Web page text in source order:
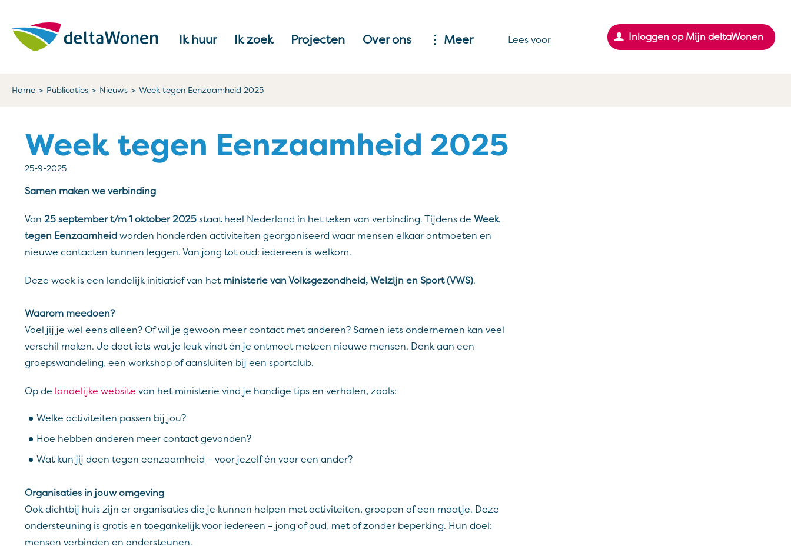
Naar hoofdinhoud
Naar hoofdnavigatiemenu
Naar zoeken
Naar de homepage
Ik huur Ik zoek Projecten Over ons Meer Inloggen op Mijn deltaWonen
Lees voor
Home Publicaties Nieuws Week tegen Eenzaamheid 2025
Week tegen Eenzaamheid 2025
25-9-2025
Samen maken we verbinding
Van 25 september t/m 1 oktober 2025 staat heel Nederland in het teken van verbinding. Tijdens de Week
tegen Eenzaamheid worden honderden activiteiten georganiseerd waar mensen elkaar ontmoeten en
nieuwe contacten kunnen leggen. Van jong tot oud: iedereen is welkom.
Deze week is een landelijk initiatief van het ministerie van Volksgezondheid, Welzijn en Sport (VWS).
Waarom meedoen?
Voel jij je wel eens alleen? Of wil je gewoon meer contact met anderen? Samen iets ondernemen kan veel
verschil maken. Je doet iets wat je leuk vindt én je ontmoet meteen nieuwe mensen. Denk aan een
groepswandeling, een workshop of aansluiten bij een sportclub.
Op de landelijke website van het ministerie vind je handige tips en verhalen, zoals:
Welke activiteiten passen bij jou?
Hoe hebben anderen meer contact gevonden?
Wat kun jij doen tegen eenzaamheid – voor jezelf én voor een ander?
Organisaties in jouw omgeving
Ook dichtbij huis zijn er organisaties die je kunnen helpen met activiteiten, groepen of een maatje. Deze
ondersteuning is gratis en toegankelijk voor iedereen – jong of oud, met of zonder beperking. Hun doel:
mensen verbinden en ondersteunen.